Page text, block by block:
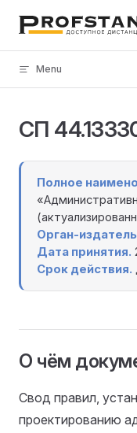
Skip to content
Menu
СП
Полное
Орган-
Дата принятия.
Срок действия.
О чём
Свод правил,
проектированию